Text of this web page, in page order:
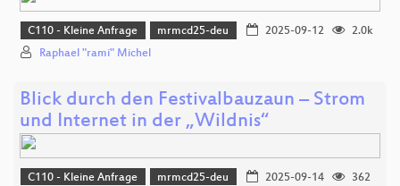
C110 - Kleine Anfrage mrmcd25-deu 2025-09-12
2.0k
Raphael "rami" Michel
Blick durch den Festivalbauzaun – Strom
und Internet in der „Wildnis“
C110 - Kleine Anfrage mrmcd25-deu 2025-09-14
362